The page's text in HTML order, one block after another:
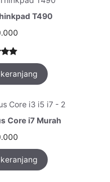
T490
5
Core i7 Murah